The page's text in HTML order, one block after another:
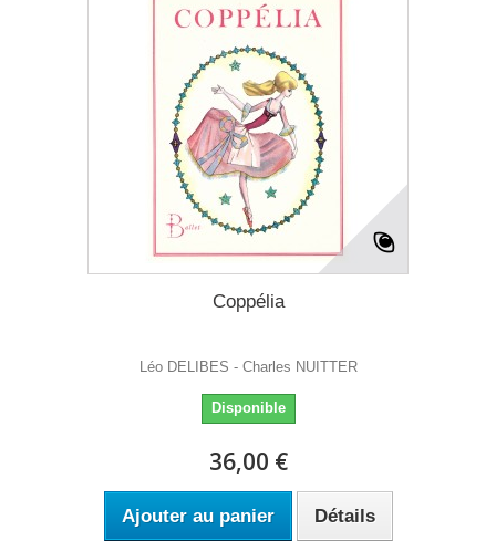
Coppélia
Léo DELIBES - Charles NUITTER
Disponible
36,00 €
Ajouter au panier Détails